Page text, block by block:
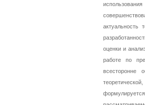
актуальность
оценки и
работе по
всесторонне